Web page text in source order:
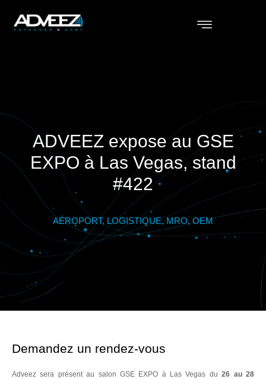
ADVEEZ expose au GSE
EXPO à Las Vegas, stand
#422
AÉROPORT, LOGISTIQUE, MRO, OEM
Demandez un rendez-vous
Adveez sera présent au salon GSE EXPO à Las Vegas du26 au 28